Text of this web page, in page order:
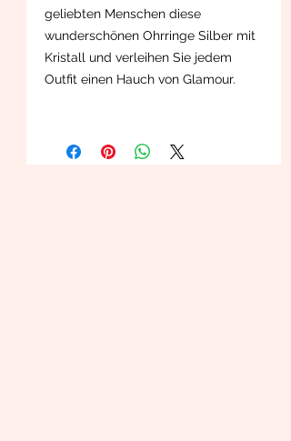
geliebten Menschen diese
wunderschönen Ohrringe Silber mit
Kristall und verleihen Sie jedem
Outfit einen Hauch von Glamour.